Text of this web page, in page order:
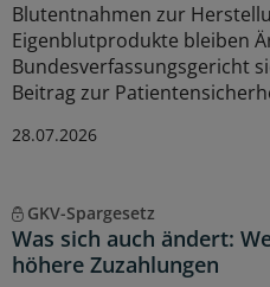
Blutentnahmen zur
Eigenblutprodukte bleiben
Bundesverfassungsgericht
Beitrag zur
28.07.2026
GKV-Spargesetz
Was sich auch ändert:
höhere Zuzahlungen